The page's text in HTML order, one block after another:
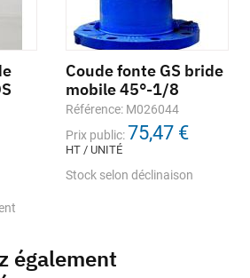
Coude fonte GS bride
mobile 45°-1/8
Référence: M026044
Prix public:75,47 €
HT / UNITÉ
Stock selon déclinaison
également